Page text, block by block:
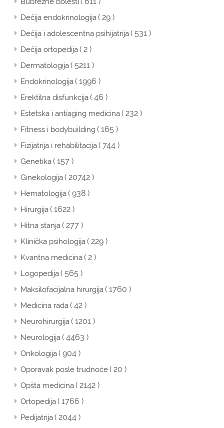
Dečija endokrinologija( 29 )
Dečija i adolescentna psihijatrija( 531 )
Dečija ortopedija( 2 )
Dermatologija( 5211 )
Endokrinologija( 1996 )
Erektilna disfunkcija( 46 )
Estetska i antiaging medicina( 232 )
Fitness i bodybuilding( 165 )
Fizijatrija i rehabilitacija( 744 )
Genetika( 157 )
Ginekologija( 20742 )
Hematologija( 938 )
Hirurgija( 1622 )
Hitna stanja( 277 )
Klinička psihologija( 229 )
Kvantna medicina( 2 )
Logopedija( 565 )
Maksilofacijalna hirurgija( 1760 )
Medicina rada( 42 )
Neurohirurgija( 1201 )
Neurologija( 4463 )
Onkologija( 904 )
Oporavak posle trudnoće( 20 )
Opšta medicina( 2142 )
Ortopedija( 1766 )
Pedijatrija( 2044 )